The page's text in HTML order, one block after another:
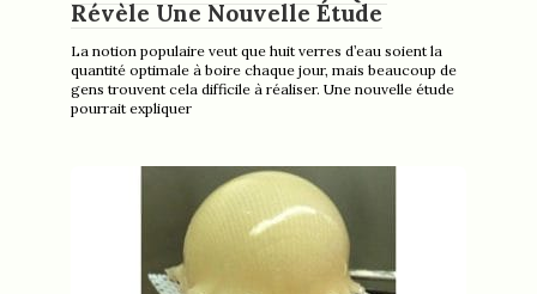
Révèle Une Nouvelle Étude
La notion populaire veut que huit verres d’eau soient la
quantité optimale à boire chaque jour, mais beaucoup de
gens trouvent cela difficile à réaliser. Une nouvelle étude
pourrait expliquer